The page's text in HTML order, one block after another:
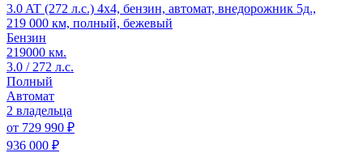
3.0 AT (272 л.с.) 4x4, бензин, автомат, внедорожник 5д.,
219 000 км, полный, бежевый
Бензин
219000 км.
3.0 / 272 л.с.
Полный
Автомат
2 владельца
от 729 990 ₽
936 000 ₽